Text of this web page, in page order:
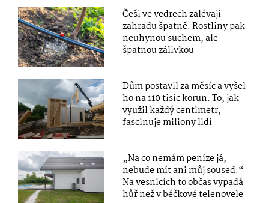
Češi ve vedrech zalévají
zahradu špatně. Rostliny pak
neuhynou suchem, ale
špatnou zálivkou
Dům postavil za měsíc a vyšel
ho na 110 tisíc korun. To, jak
využil každý centimetr,
fascinuje miliony lidí
„Na co nemám peníze já,
nebude mít ani můj soused.“
Na vesnicích to občas vypadá
hůř než v béčkové telenovele